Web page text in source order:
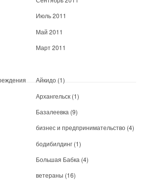
Июль 2011
Май 2011
Март 2011
Айкидо (1)
Архангельск (1)
Базалеевка (9)
бизнес и предпринимательство (4)
бодибилдинг (1)
Большая Бабка (4)
ветераны (16)